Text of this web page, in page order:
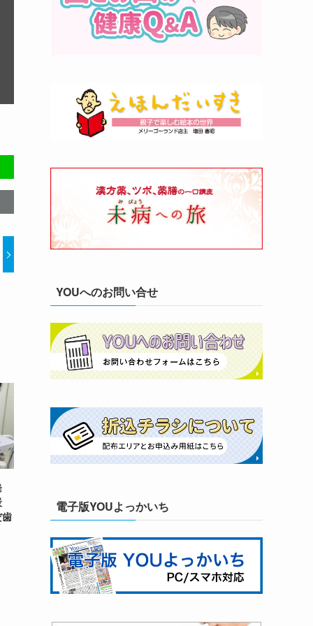
YOUへのお問い合せ
電子版YOUよっかいち